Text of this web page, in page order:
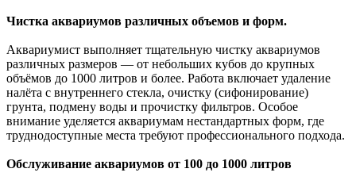
Чистка аквариумов различных объемов и форм.
Аквариумист выполняет тщательную чистку аквариумов
различных размеров — от небольших кубов до крупных
объёмов до 1000 литров и более. Работа включает удаление
налёта с внутреннего стекла, очистку (сифонирование)
грунта, подмену воды и прочистку фильтров. Особое
внимание уделяется аквариумам нестандартных форм, где
труднодоступные места требуют профессионального подхода.
Обслуживание аквариумов от 100 до 1000 литров